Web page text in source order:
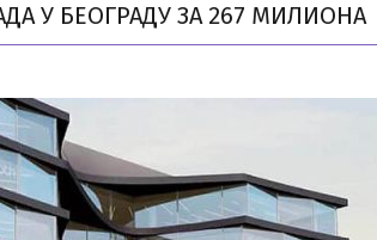
У БЕОГРАДУ ЗА 267 МИЛИОНА